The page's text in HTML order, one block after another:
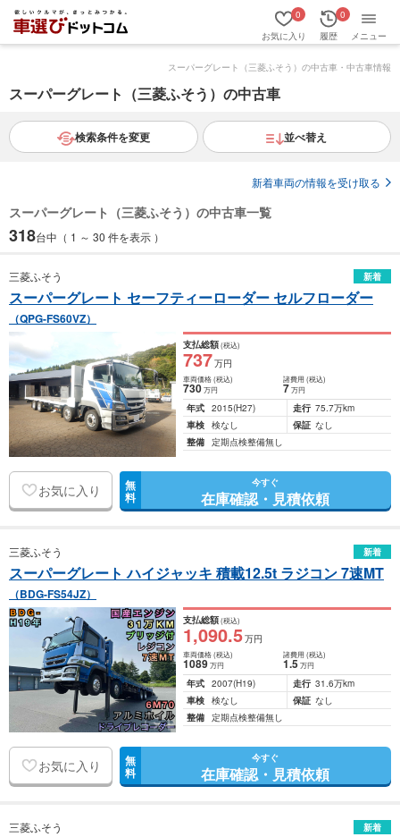
お気に入り
0
履歴
0
メニュー
スーパーグレート（三菱ふそう）の中古車・中古車情報
スーパーグレート（三菱ふそう）の中古車
検索条件を変更 並べ替え
新着車両の情報を受け取る
スーパーグレート（三菱ふそう）の中古車一覧
318台中（ 1 ～ 30 件を表示 ）
三菱ふそう 新着
スーパーグレート セーフティーローダー セルフローダー
（QPG-FS60VZ）
支払総額(税込)
737万円
車両価格(税込)
730万円
諸費用 (税込)
7 万円
年式 2015(H27) 走行 75.7万km
車検 検なし 保証 なし
整備 定期点検整備無し
お気に入り 無
料
今すぐ
在庫確認・見積依頼
三菱ふそう 新着
スーパーグレート ハイジャッキ 積載12.5t ラジコン 7速MT
（BDG-FS54JZ）
支払総額(税込)
1,090.5万円
車両価格(税込)
1089万円
諸費用 (税込)
1.5 万円
年式 2007(H19) 走行 31.6万km
車検 検なし 保証 なし
整備 定期点検整備無し
お気に入り 無
料
今すぐ
在庫確認・見積依頼
三菱ふそう 新着